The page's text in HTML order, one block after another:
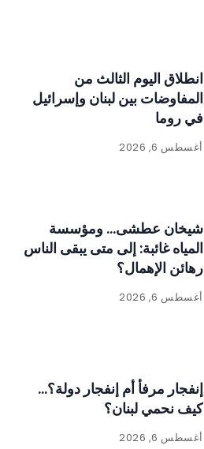
انطلاق اليوم الثالث من
المفاوضات بين لبنان وإسرائيل
في روما
أغسطس 6, 2026
شيخان عطشى… ومؤسسة
المياه غائبة: إلى متى يبقى الناس
رهائن الإهمال؟
أغسطس 6, 2026
إنفجار مرفأ أم إنفجار دولة؟…
كيف نحمي لبنان؟
أغسطس 6, 2026